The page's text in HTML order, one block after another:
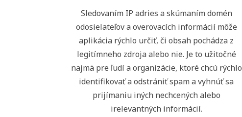
Sledovaním IP adries a skúmaním domén
odosielateľov a overovacích informácií môže
aplikácia rýchlo určiť, či obsah pochádza z
legitímneho zdroja alebo nie. Je to užitočné
najmä pre ľudí a organizácie, ktoré chcú rýchlo
identifikovať a odstrániť spam a vyhnúť sa
prijímaniu iných nechcených alebo
irelevantných informácií.